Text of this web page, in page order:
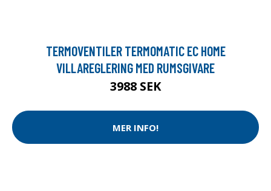
TERMOVENTILER TERMOMATIC EC HOME
VILLAREGLERING MED RUMSGIVARE
3988 SEK
MER INFO!